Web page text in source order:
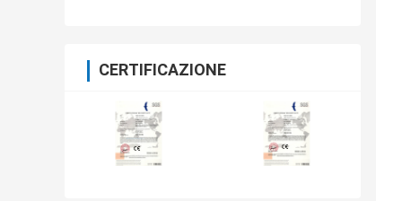
CERTIFICAZIONE